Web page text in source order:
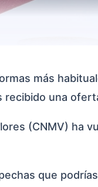
más
recibido una
(CNMV)
que